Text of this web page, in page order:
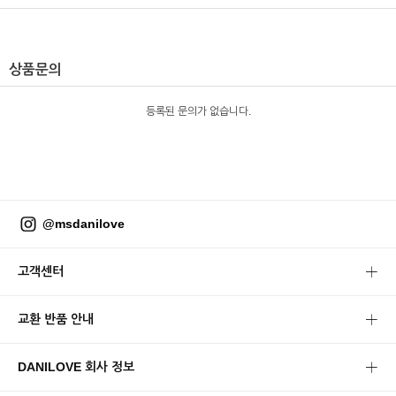
상품문의
등록된 문의가 없습니다.
@msdanilove
고객센터
교환 반품 안내
DANILOVE 회사 정보